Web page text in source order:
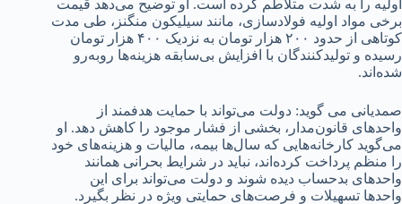
اولیه را به شدت متلاطم کرده است. او توضیح می‌دهد قیمت
برخی مواد اولیه فولادسازی، مانند سیلیکون منگنز، طی مدت
کوتاهی از حدود ۲۰۰ هزار تومان به نزدیک ۴۰۰ هزار تومان
رسیده و تولیدکنندگان با افزایش بی‌سابقه هزینه‌ها روبه‌رو
شده‌اند.
صمدیانی می گوید: دولت می‌تواند با حمایت هدفمند از
واحدهای قانون‌مدار، بخشی از فشار موجود را کاهش دهد. او
می‌گوید کارخانه‌هایی که سال‌ها بیمه، مالیات و هزینه‌های خود
را منظم پرداخت کرده‌اند، نباید در شرایط بحرانی همانند
واحدهای بدحساب دیده شوند و دولت می‌تواند برای این
واحدها تسهیلات و فرصت‌های حمایتی ویژه در نظر بگیرد.